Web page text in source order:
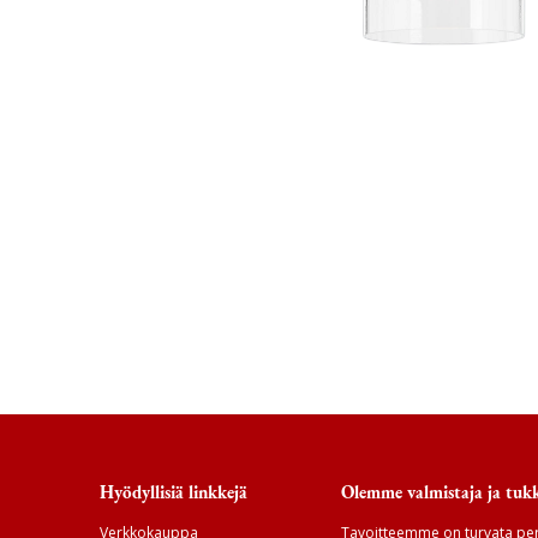
Hyödyllisiä linkkejä
Verkkokauppa
Olemme valmistaja ja
Tavoitteemme on turvata